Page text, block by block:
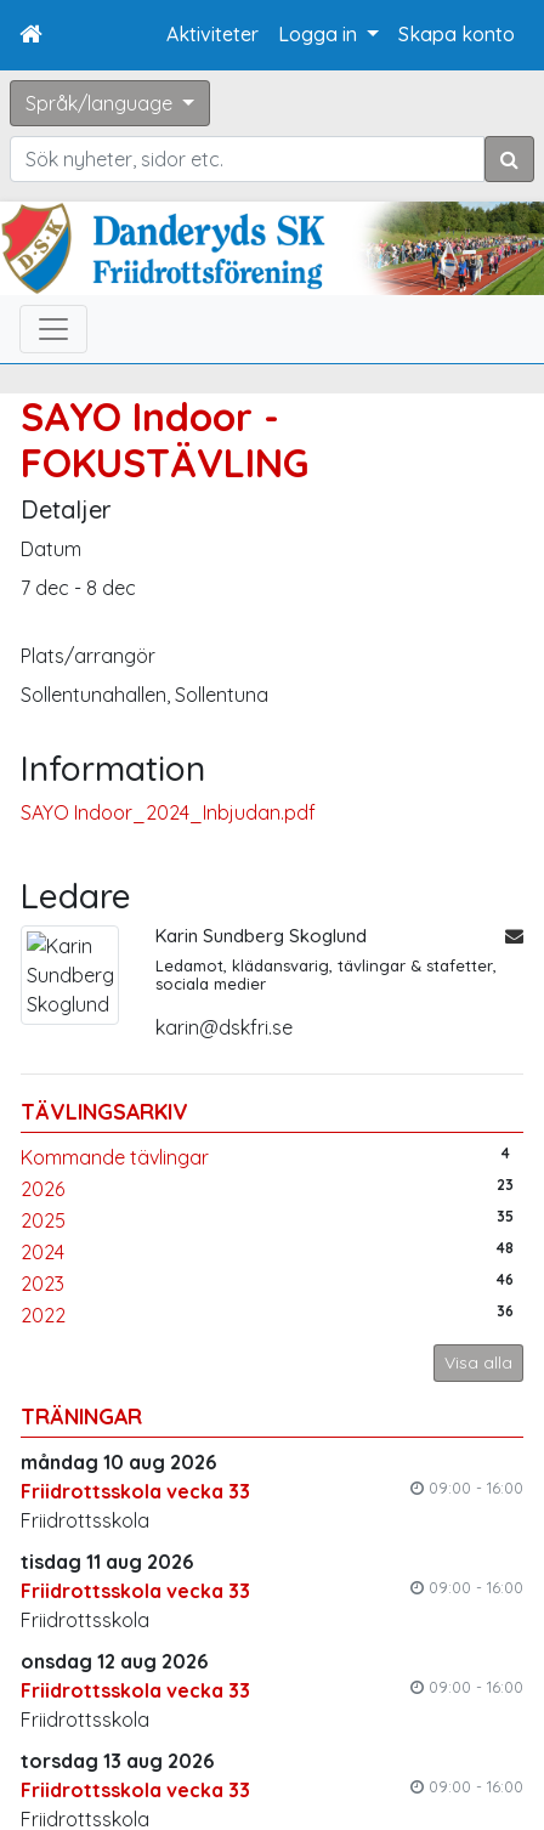
Aktiviteter Logga in Skapa konto
Språk/language
Sök
TÄVLINGSARKIV
Kommande tävlingar 4
2026 23
2025 35
2024 48
2023 46
2022 36
Visa alla
TRÄNINGAR
måndag 10 aug 2026
Friidrottsskola vecka 33
09:00 - 16:00
Friidrottsskola
tisdag 11 aug 2026
Friidrottsskola vecka 33
09:00 - 16:00
Friidrottsskola
onsdag 12 aug 2026
Friidrottsskola vecka 33
09:00 - 16:00
Friidrottsskola
torsdag 13 aug 2026
Friidrottsskola vecka 33
09:00 - 16:00
Friidrottsskola
SAYO Indoor -
FOKUSTÄVLING
Detaljer
Datum
7 dec - 8 dec
Plats/arrangör
Sollentunahallen, Sollentuna
Information
SAYO Indoor_2024_Inbjudan.pdf
Ledare
Karin Sundberg Skoglund
Ledamot, klädansvarig, tävlingar & stafetter,
sociala medier
karin@dskfri.se